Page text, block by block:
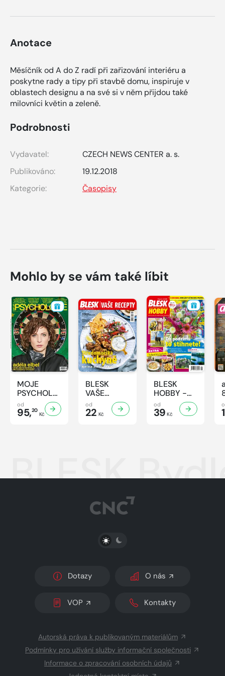
Anotace
Měsíčník od A do Z radí při zařizování interiéru a
poskytne rady a tipy při stavbě domu, inspiruje v
oblastech designu a na své si v něm přijdou také
milovníci květin a zeleně.
Podrobnosti
Vydavatel:
CZECH NEWS CENTER a. s.
Publikováno:
19.12.2018
Kategorie:
Časopisy
Mohlo by se vám také líbit
MOJE
PSYCHOLOGIE
- 8/2026
od
95,20
Kč
BLESK
VAŠE
RECEPTY -
8/2026
od
22 Kč
BLESK
HOBBY -
8/2026
od
39 Kč
BLESK
PŘEPNOUT SVĚTLÝ/TMAVÝ REŽIM
Dotazy O nás
VOP Kontakty
Autorská práva k publikovaným materiálům
Podmínky pro užívání služby informační společnosti
Informace o zpracování osobních údajů